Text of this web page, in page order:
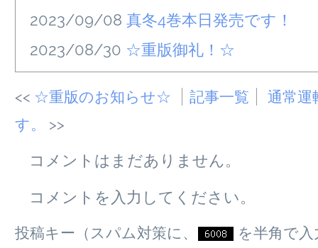
2023/09/08 真冬4巻本日発売です！
2023/08/30 ☆重版御礼！☆
☆重版のお知らせ☆ 記事一覧
通常運
す。
コメントはまだありません。
コメントを入力してください。
投稿キー（スパム対策に、
を半角で